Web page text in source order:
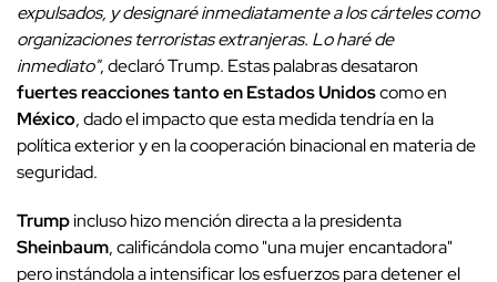
expulsados, y designaré inmediatamente a los cárteles como
organizaciones terroristas extranjeras. Lo haré de
inmediato", declaró Trump. Estas palabras desataron
fuertes reacciones tanto en Estados Unidoscomo en
México, dado el impacto que esta medida tendría en la
política exterior y en la cooperación binacional en materia de
seguridad.
Trumpincluso hizo mención directa a la presidenta
Sheinbaum, calificándola como "una mujer encantadora"
pero instándola a intensificar los esfuerzos para detener el